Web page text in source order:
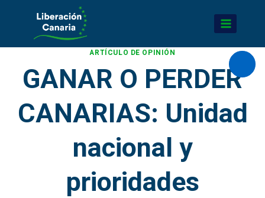
contenido
ARTÍCULO DE OPINIÓN
GANAR O PERDER
CANARIAS: Unidad
nacional y
prioridades